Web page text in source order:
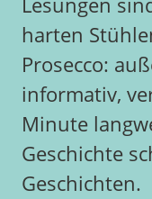
harten
Prosecco:
informativ,
Minute
Geschichte
Geschichten.